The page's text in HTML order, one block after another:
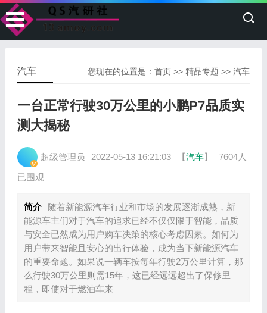
您现在的位置是：首页 >>精品专题 >>汽车
汽车
一台正常行驶30万公里的小鹏P7品质实
测大揭秘
超级管理员 2022-05-13 16:21:03 【汽车】
7604人
已围观
简介
随着新能源汽车行业和市场的发展逐渐成熟，新
能源车主们对于汽车的追求已经不仅仅限于智能，品质
与安全已然成为用户购车决策的核心考虑因素。如何为
用户带来智能且安心的出行体验，成为当下新能源汽车
的重要命题。如果说一辆车按每年行驶2万公里计算，那
么行驶30万公里则需15年，这已经远远超出了保修里
程，即使对于燃油车来